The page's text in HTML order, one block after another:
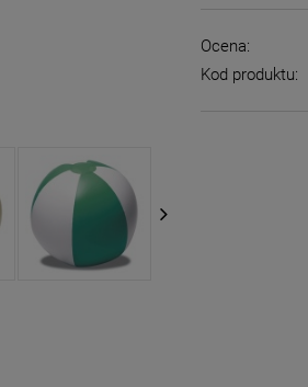
Ocena:
Kod produktu: